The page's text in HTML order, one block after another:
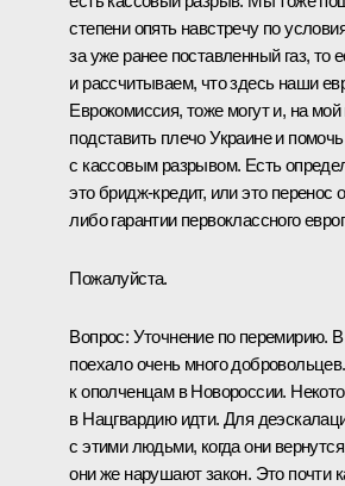
степени опять навстречу по
за уже ранее поставленный газ, то
и рассчитываем, что здесь наши
Еврокомиссия, тоже могут и, на
подставить плечо Украине и
с кассовым разрывом. Есть
это бридж-кредит, или это
либо гарантии первоклассного
Пожалуйста.
Вопрос: Уточнение по перемирию.
поехало очень много
к ополченцам в Новороссии.
в Нацгвардию идти. Для
с этими людьми, когда они
они же нарушают закон. Это почти